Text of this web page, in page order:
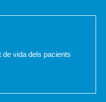
de vida dels pacients